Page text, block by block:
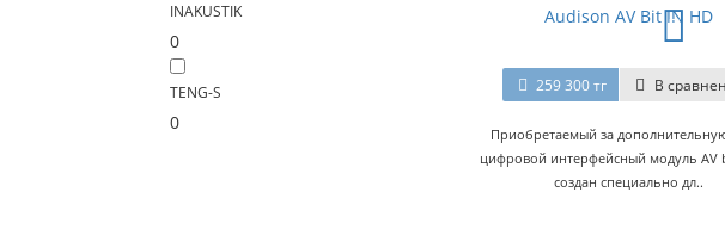
INAKUSTIK
0
TENG-S
0
Audison AV Bit IN HD
259 300 тг В
Приобретаемый за
цифровой интерфейсный модуль AV
создан специально дл..